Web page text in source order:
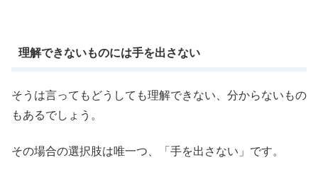
理解できないものには手を出さない
そうは言ってもどうしても理解できない、分からないもの
もあるでしょう。
その場合の選択肢は唯一つ、「手を出さない」です。